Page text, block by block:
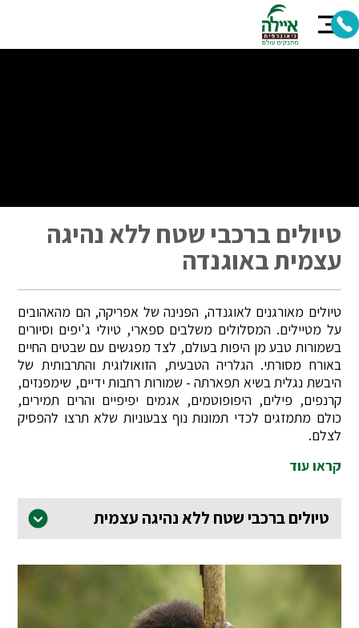
טיולים ברכבי שטח ללא נהיגה
עצמית באוגנדה
טיולים מאורגנים לאוגנדה, הפנינה של אפריקה, הם מהאהובים
על מטיילים. המסלולים משלבים ספארי, טיולי ג'יפים וסיורים
בשמורות טבע מן היפות בעולם, לצד מפגשים עם שבטים החיים
באורח מסורתי. הגלריה הטבעית, הזואולוגית והתרבותית של
היבשת נגלית בשיא תפארתה - שמורות רחבות ידיים, שימפנזים,
קרנפים, פילים, היפופוטמים, אגמים יפיפיים והרים תמירים,
כולם מתמזגים לכדי תמונות נוף צבעוניות שלא תרצו להפסיק
לצלם.
קראו עוד
טיולים ברכבי שטח ללא נהיגה עצמית